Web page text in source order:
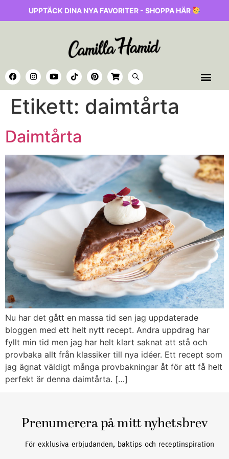
UPPTÄCK DINA NYA FAVORITER - SHOPPA HÄR
Etikett: daimtårta
Daimtårta
Nu har det gått en massa tid sen jag uppdaterade
bloggen med ett helt nytt recept. Andra uppdrag har
fyllt min tid men jag har helt klart saknat att stå och
provbaka allt från klassiker till nya idéer. Ett recept som
jag ägnat väldigt många provbakningar åt för att få helt
perfekt är denna daimtårta. […]
Prenumerera på mitt nyhetsbrev
För exklusiva erbjudanden, baktips och receptinspiration